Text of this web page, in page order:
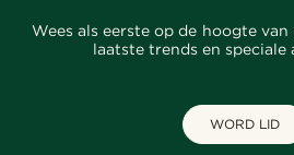
Wees als eerste op de hoogte
laatste trends en speciale
WORD LID